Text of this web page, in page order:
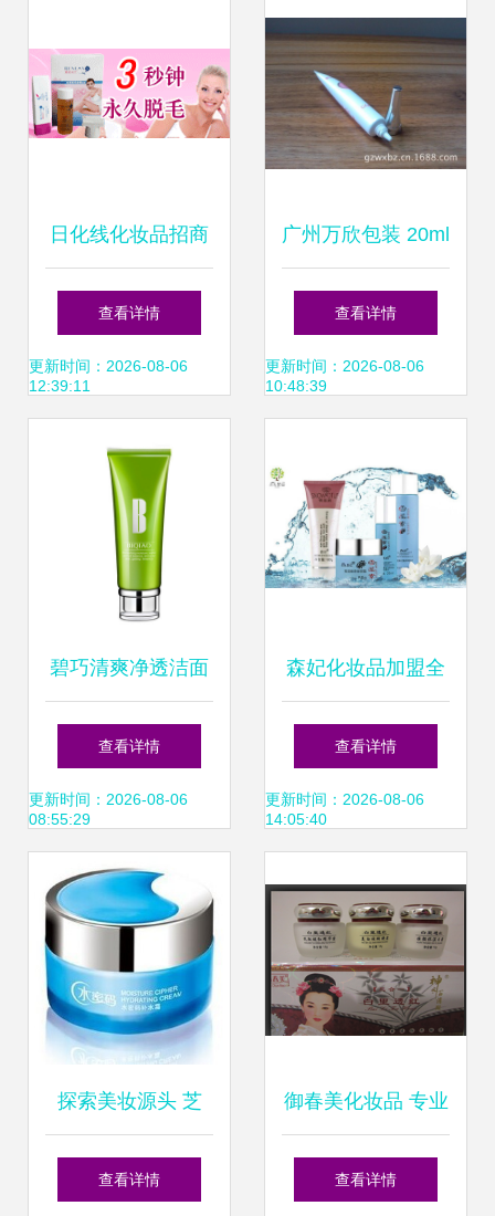
日化线化妆品招商
代理全攻略 批发、
加盟与连锁经营的
查看详情
更新时间：2026-08-06
12:39:11
广州万欣包装 20ml
尖嘴软管OEM解决
方案，助力化妆品
查看详情
更新时间：2026-08-06
10:48:39
碧巧清爽净透洁面
乳 多效合一，开辟
年青市场新思路
查看详情
更新时间：2026-08-06
08:55:29
森妃化妆品加盟全
方位解析 费用、优
势与加盟条件一览
查看详情
更新时间：2026-08-06
14:05:40
探索美妆源头 芝
蔓、姿语、资美惠
查看详情
御春美化妆品 专业
批发正品套装，开
查看详情